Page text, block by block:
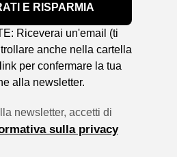
E RISPARMIA
Riceverai un'email (ti
anche nella cartella
per confermare la tua
alla newsletter.
newsletter, accetti di
sulla privacy